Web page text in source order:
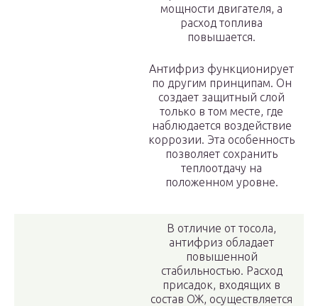
мощности двигателя, а
расход топлива
повышается.
Антифриз функционирует
по другим принципам. Он
создает защитный слой
только в том месте, где
наблюдается воздействие
коррозии. Эта особенность
позволяет сохранить
теплоотдачу на
положенном уровне.
В отличие от тосола,
антифриз обладает
повышенной
стабильностью. Расход
присадок, входящих в
состав ОЖ, осуществляется